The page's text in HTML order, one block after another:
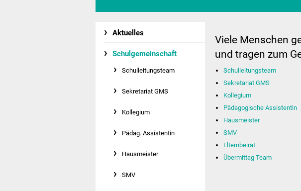
Aktuelles
Schulgemeinschaft
Schulleitungsteam
Sekretariat GMS
Kollegium
Pädag. Assistentin
Hausmeister
SMV
Viele Menschen
und tragen zum
Schulleitungsteam
Sekretariat GMS
Kollegium
Pädagogische Assistentin
Hausmeister
SMV
Elternbeirat
Übermittag Team